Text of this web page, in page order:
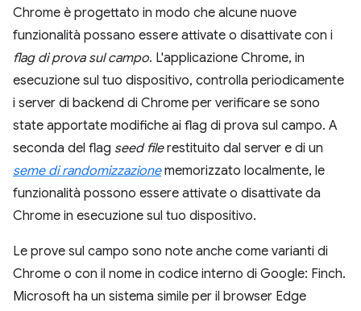
Chrome è progettato in modo che alcune nuove
funzionalità possano essere attivate o disattivate con i
flag di prova sul campo. L'applicazione Chrome, in
esecuzione sul tuo dispositivo, controlla periodicamente
i server di backend di Chrome per verificare se sono
state apportate modifiche ai flag di prova sul campo. A
seconda del flag seed filerestituito dal server e di un
seme di randomizzazionememorizzato localmente, le
funzionalità possono essere attivate o disattivate da
Chrome in esecuzione sul tuo dispositivo.
Le prove sul campo sono note anche come varianti di
Chrome o con il nome in codice interno di Google: Finch.
Microsoft ha un sistema simile per il browser Edge